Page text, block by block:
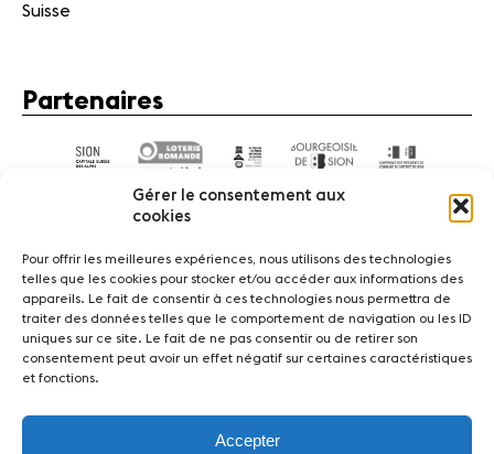
Gérer le consentement aux
cookies
Pour offrir les meilleures expériences, nous utilisons des technologies
telles que les cookies pour stocker et/ou accéder aux informations des
appareils. Le fait de consentir à ces technologies nous permettra de
traiter des données telles que le comportement de navigation ou les ID
uniques sur ce site. Le fait de ne pas consentir ou de retirer son
consentement peut avoir un effet négatif sur certaines caractéristiques
et fonctions.
Accepter
Suisse
Partenaires
ActualitésConcertsBénévolesMédiation
Médias Revue de presse